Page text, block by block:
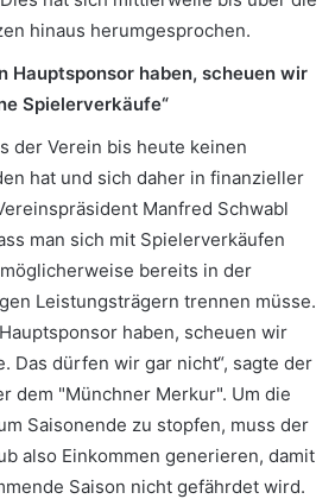
hinaus herumgesprochen.
Hauptsponsor haben, scheuen wir
Spielerverkäufe“
der Verein bis heute keinen
hat und sich daher in finanzieller
Manfred Schwabl
man sich mit Spielerverkäufen
bereits in der
Leistungsträgern trennen müsse.
haben, scheuen wir
Das dürfen wir gar nicht“, sagte der
dem "Münchner Merkur". Um die
Saisonende zu stopfen, muss der
also Einkommen generieren, damit
Saison nicht gefährdet wird.